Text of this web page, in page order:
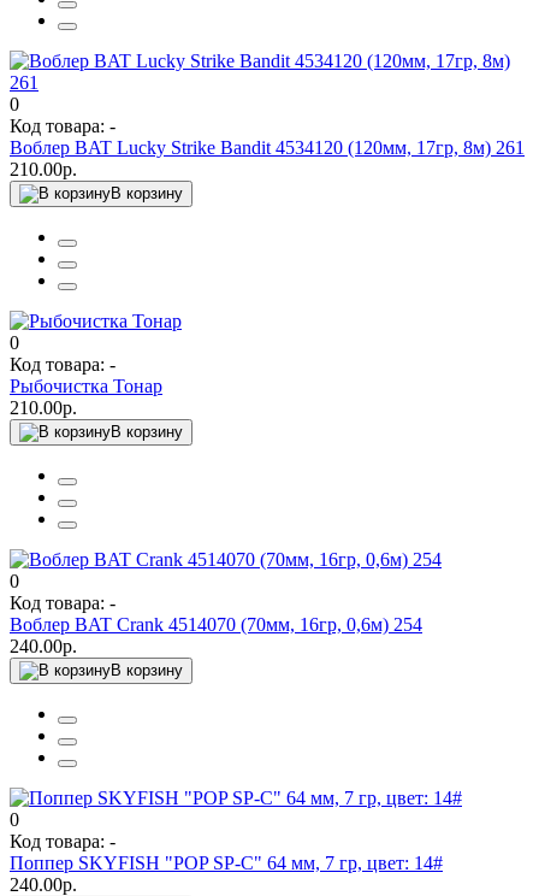
0
Код товара: -
Воблер BAT Lucky Strike Bandit 4534120 (120мм, 17гр, 8м) 261
210.00р.
В корзину
0
Код товара: -
Рыбочистка Тонар
210.00р.
В корзину
0
Код товара: -
Воблер BAT Crank 4514070 (70мм, 16гр, 0,6м) 254
240.00р.
В корзину
0
Код товара: -
Поппер SKYFISH "POP SP-C" 64 мм, 7 гр, цвет: 14#
240.00р.